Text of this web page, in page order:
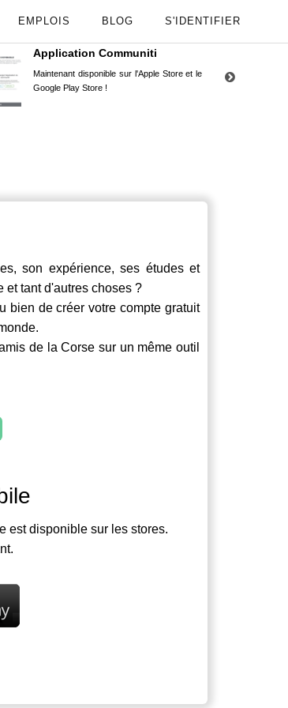
EMPLOIS BLOG S'IDENTIFIER
Application Communiti
Maintenant disponible sur l'Apple Store et le
Google Play Store !
son expérience, ses études et
et tant d'autres choses ?
bien de créer votre compte gratuit
de la Corse sur un même outil
est disponible sur les stores.